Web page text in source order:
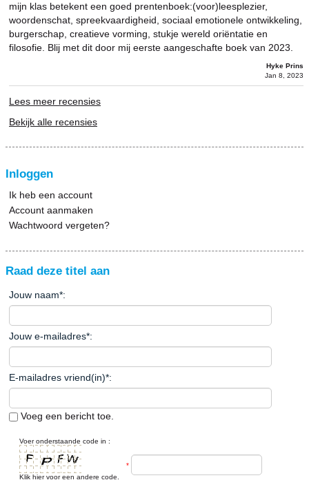
mijn klas betekent een goed prentenboek:(voor)leesplezier,
woordenschat, spreekvaardigheid, sociaal emotionele ontwikkeling,
burgerschap, creatieve vorming, stukje wereld oriëntatie en
filosofie. Blij met dit door mij eerste aangeschafte boek van 2023.
Hyke Prins
Jan 8, 2023
Lees meer recensies
Bekijk alle recensies
Inloggen
Ik heb een account
Account aanmaken
Wachtwoord vergeten?
Raad deze titel aan
Jouw naam*:
Jouw e-mailadres*:
E-mailadres vriend(in)*:
Voeg een bericht toe.
Voer onderstaande code in :
Klik hier voor een andere code.
*